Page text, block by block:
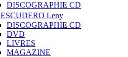
DISCOGRAPHIE CD
ESCUDERO Leny
DISCOGRAPHIE CD
DVD
LIVRES
MAGAZINE